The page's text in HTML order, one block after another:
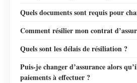
Quels documents sont requis pour
Comment résilier mon contrat
Quels sont les délais de résiliation ?
Puis-je changer d’assurance alors
paiements à effectuer ?